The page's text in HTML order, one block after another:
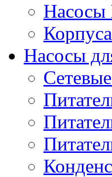
Насосы